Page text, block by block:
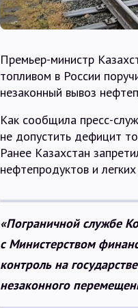
Премьер-министр
топливом в России
незаконный вывоз
Как сообщила пресс-
не допустить дефицит
Ранее Казахстан
нефтепродуктов и
«Пограничной службе
с Министерством
контроль на
незаконного